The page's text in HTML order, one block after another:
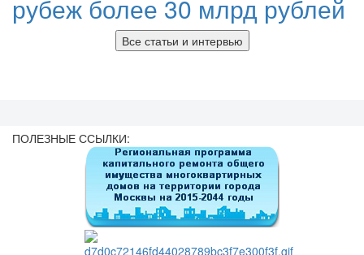
рубеж более 30 млрд рублей
Все статьи и интервью
ПОЛЕЗНЫЕ ССЫЛКИ: